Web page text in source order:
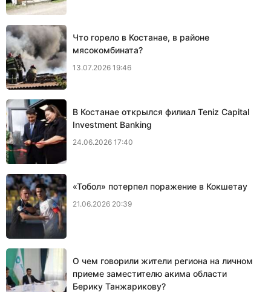
Что горело в Костанае, в районе
мясокомбината?
13.07.2026 19:46
В Костанае открылся филиал Teniz Capital
Investment Banking
24.06.2026 17:40
«Тобол» потерпел поражение в Кокшетау
21.06.2026 20:39
О чем говорили жители региона на личном
приеме заместителю акима области
Берику Танжарикову?